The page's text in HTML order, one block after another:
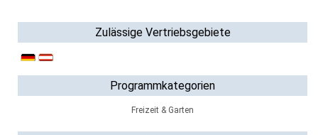
Zulässige Vertriebsgebiete
Programmkategorien
Freizeit & Garten